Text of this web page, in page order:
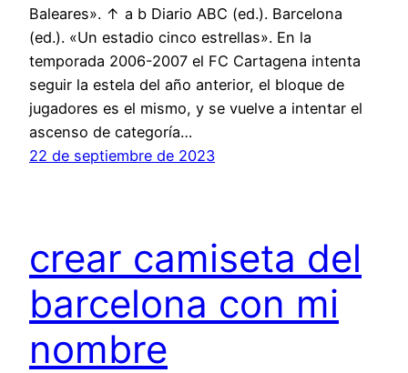
Baleares». ↑ a b Diario ABC (ed.). Barcelona
(ed.). «Un estadio cinco estrellas». En la
temporada 2006-2007 el FC Cartagena intenta
seguir la estela del año anterior, el bloque de
jugadores es el mismo, y se vuelve a intentar el
ascenso de categoría…
22 de septiembre de 2023
crear camiseta del
barcelona con mi
nombre